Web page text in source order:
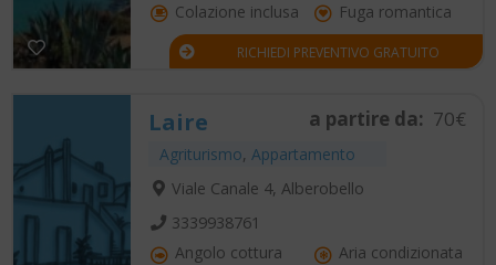
Colazione inclusa
Fuga romantica
RICHIEDI PREVENTIVO GRATUITO
Laire
Agriturismo, Appartamento
a partire da: 70€
Viale Canale 4, Alberobello
3339938761
Angolo cottura
Aria condizionata